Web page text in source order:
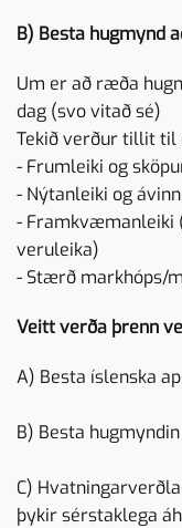
B) Besta hugmynd
Um er að ræða
dag (svo vitað sé)
Tekið verður tillit
- Frumleiki og
- Nýtanleiki og
- Framkvæmanleiki
veruleika)
- Stærð markhóps/
Veitt verða þrenn
A) Besta íslenska
B) Besta
C)
þykir sérstaklega